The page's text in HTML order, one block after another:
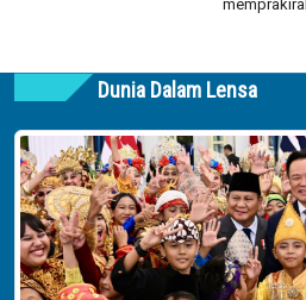
Dunia Dalam Lensa